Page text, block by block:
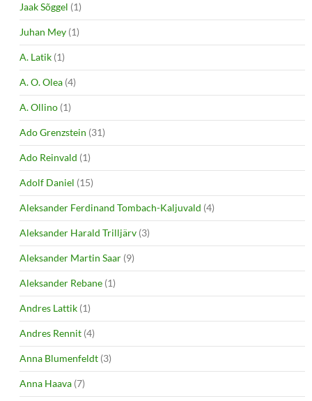
Jaak Sõggel (1)
Juhan Mey (1)
A. Latik (1)
A. O. Olea (4)
A. Ollino (1)
Ado Grenzstein (31)
Ado Reinvald (1)
Adolf Daniel (15)
Aleksander Ferdinand Tombach-Kaljuvald (4)
Aleksander Harald Trilljärv (3)
Aleksander Martin Saar (9)
Aleksander Rebane (1)
Andres Lattik (1)
Andres Rennit (4)
Anna Blumenfeldt (3)
Anna Haava (7)